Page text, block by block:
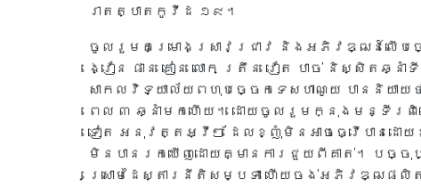
រាតត្បាតកូវីដ ១៩។
ចូលរួមគម្រោងស្រាវជ្រាវ និងអភិវឌ្ឍន៍លើប
ង្វៀន ផាន គៀន លោក ត្រឹន វៀត បាច់ និស្សិតឆ្ន
សាកលវិទ្យាល័យពហុបច្ចេកទេសហាណូយ បាននិយាយ
ពេល ៣ ឆ្នាំមកហើយ។ ដោយចូលរួមក្នុងមន្ទីរពិ
ទៀត អនុវត្តអ្វីៗ ដែលខ្ញុំមិនអាចធ្វើបានដ
មិនបានរកឃើញដោយគ្មានការជួយពីគាត់។ ប
ស្រោមដៃស្តារនីតិសម្បទា ហើយចង់អភិវឌ្ឍផលិ